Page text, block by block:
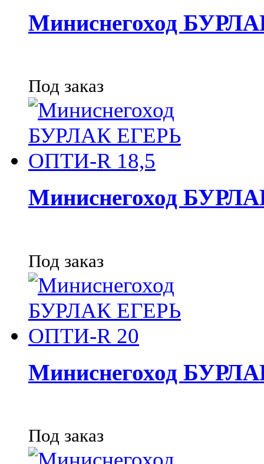
Миниснегоход
Под заказ
Миниснегоход
Под заказ
Миниснегоход
Под заказ